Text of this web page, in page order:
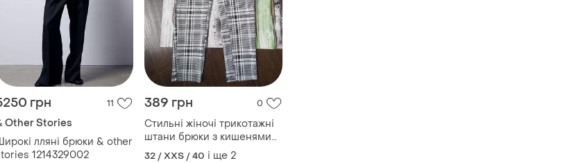
& Other Stories
Широкі лляні брюки & other
stories 1214329002
32 / XXS / 40 і ще 6
Стильні жіночі трикотажні
штани брюки з кишенями
завуженого крою
32 / XXS / 40 і ще 2